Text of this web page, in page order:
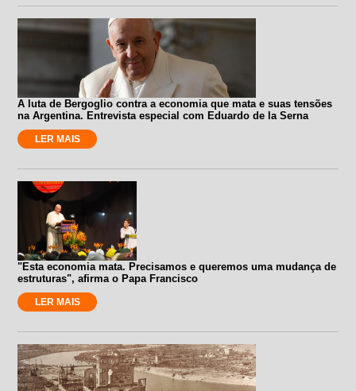
A luta de Bergoglio contra a economia que mata e suas tensões
na Argentina. Entrevista especial com Eduardo de la Serna
LER MAIS
"Esta economia mata. Precisamos e queremos uma mudança de
estruturas", afirma o Papa Francisco
LER MAIS